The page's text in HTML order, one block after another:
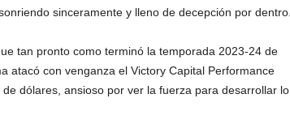
sinceramente y lleno de decepción por dentro.
tan pronto como terminó la temporada 2023-24 de
atacó con venganza el Victory Capital Performance
dólares, ansioso por ver la fuerza para desarrollar lo